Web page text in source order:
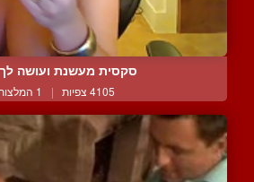
סקסית מעשנת ועושה לך
4105 צפיות | 1 המלצות